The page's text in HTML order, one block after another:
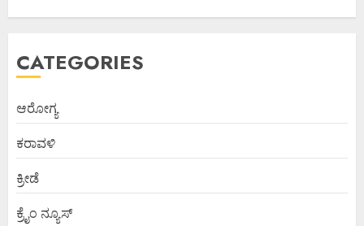
CATEGORIES
ಆರೋಗ್ಯ
ಕರಾವಳಿ
ಕ್ರೀಡೆ
ಕ್ರೈಂ ನ್ಯೂಸ್